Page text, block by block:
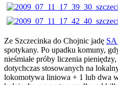
Ze Szczecinka do Chojnic jadę
spotykany. Po upadku komuny,
nieśmiałe próby liczenia pieniędzy,
dotychczas stosowanych na
lokomotywa liniowa + 1 lub dwa